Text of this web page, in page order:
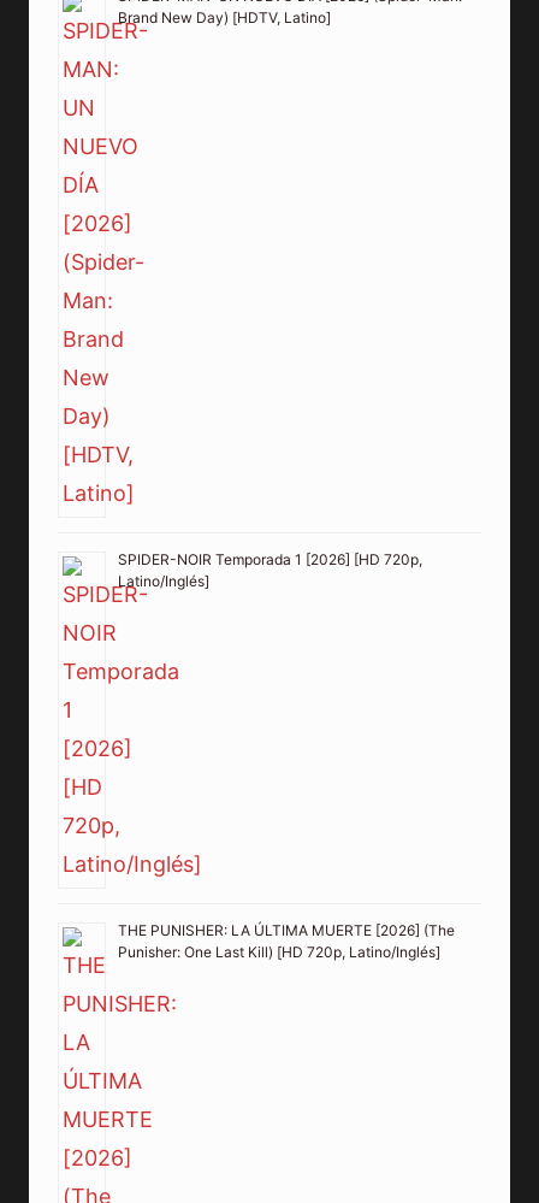
Brand New Day) [HDTV, Latino]
SPIDER-NOIR Temporada 1 [2026] [HD 720p,
Latino/Inglés]
THE PUNISHER: LA ÚLTIMA MUERTE [2026] (The
Punisher: One Last Kill) [HD 720p, Latino/Inglés]